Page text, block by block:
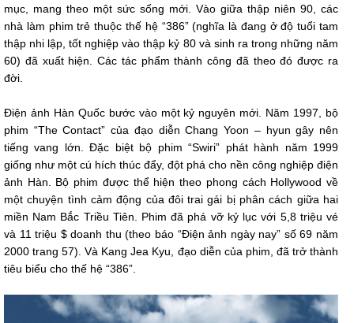
mục, mang theo một sức sống mới. Vào giữa thập niên 90, các
nhà làm phim trẻ thuộc thế hệ “386” (nghĩa là đang ở độ tuổi tam
thập nhi lập, tốt nghiệp vào thập kỷ 80 và sinh ra trong những năm
60) đã xuất hiện. Các tác phẩm thành công đã theo đó được ra
đời.
Điện ảnh Hàn Quốc bước vào một kỷ nguyên mới. Năm 1997, bộ
phim “The Contact” của đạo diễn Chang Yoon – hyun gây nên
tiếng vang lớn. Đặc biệt bộ phim “Swiri” phát hành năm 1999
giống như một cú hích thúc đẩy, đột phá cho nền công nghiệp điện
ảnh Hàn. Bộ phim được thể hiện theo phong cách Hollywood về
một chuyện tình cảm động của đôi trai gái bị phân cách giữa hai
miền Nam Bắc Triều Tiên. Phim đã phá vỡ kỷ lục với 5,8 triệu vé
và 11 triệu $ doanh thu (theo báo “Điện ảnh ngày nay” số 69 năm
2000 trang 57). Và Kang Jea Kyu, đạo diễn của phim, đã trở thành
tiêu biểu cho thế hệ “386”.